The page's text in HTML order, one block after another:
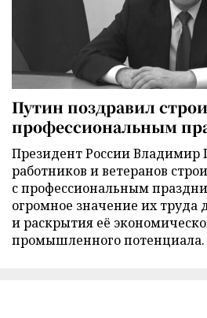
Путин поздравил
профессиональным
Президент России Владимир
работников и ветеранов
с профессиональным
огромное значение их труда
и раскрытия её
промышленного потенциала.